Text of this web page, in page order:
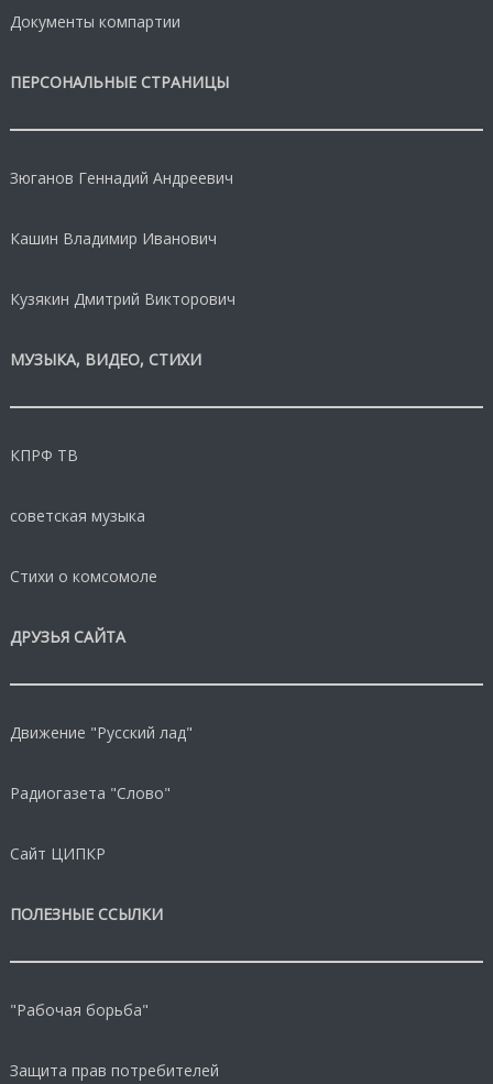
Документы компартии
ПЕРСОНАЛЬНЫЕ СТРАНИЦЫ
Зюганов Геннадий Андреевич
Кашин Владимир Иванович
Кузякин Дмитрий Викторович
МУЗЫКА, ВИДЕО, СТИХИ
КПРФ ТВ
советская музыка
Стихи о комсомоле
ДРУЗЬЯ САЙТА
Движение "Русский лад"
Радиогазета "Слово"
Сайт ЦИПКР
ПОЛЕЗНЫЕ ССЫЛКИ
"Рабочая борьба"
Защита прав потребителей